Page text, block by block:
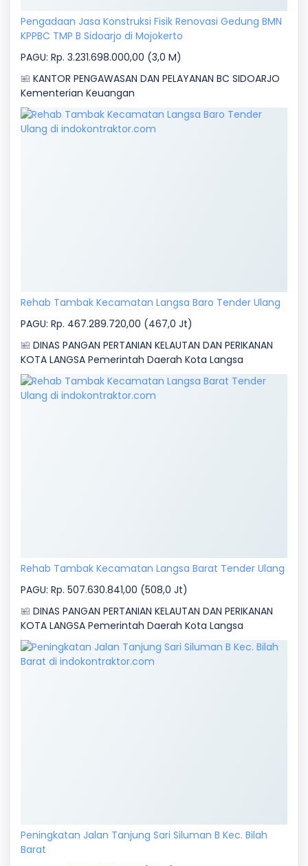
Pengadaan Jasa Konstruksi Fisik Renovasi Gedung BMN
KPPBC TMP B Sidoarjo di Mojokerto
PAGU: Rp. 3.231.698.000,00 (3,0 M)
KANTOR PENGAWASAN DAN PELAYANAN BC SIDOARJO
Kementerian Keuangan
Rehab Tambak Kecamatan Langsa Baro Tender Ulang
PAGU: Rp. 467.289.720,00 (467,0 Jt)
DINAS PANGAN PERTANIAN KELAUTAN DAN PERIKANAN
KOTA LANGSA Pemerintah Daerah Kota Langsa
Rehab Tambak Kecamatan Langsa Barat Tender Ulang
PAGU: Rp. 507.630.841,00 (508,0 Jt)
DINAS PANGAN PERTANIAN KELAUTAN DAN PERIKANAN
KOTA LANGSA Pemerintah Daerah Kota Langsa
Peningkatan Jalan Tanjung Sari Siluman B Kec. Bilah
Barat